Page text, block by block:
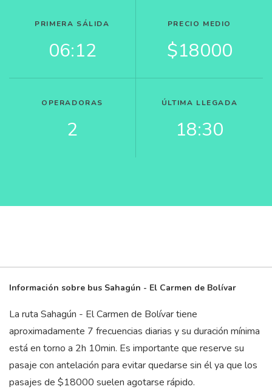
PRIMERA SÁLIDA
06:12
PRECIO MEDIO
$18000
OPERADORAS
2
ÚLTIMA LLEGADA
18:30
Información sobre bus Sahagún - El Carmen de Bolívar
La ruta Sahagún - El Carmen de Bolívar tiene
aproximadamente 7 frecuencias diarias y su duración mínima
está en torno a 2h 10min. Es importante que reserve su
pasaje con antelación para evitar quedarse sin él ya que los
pasajes de $18000 suelen agotarse rápido.